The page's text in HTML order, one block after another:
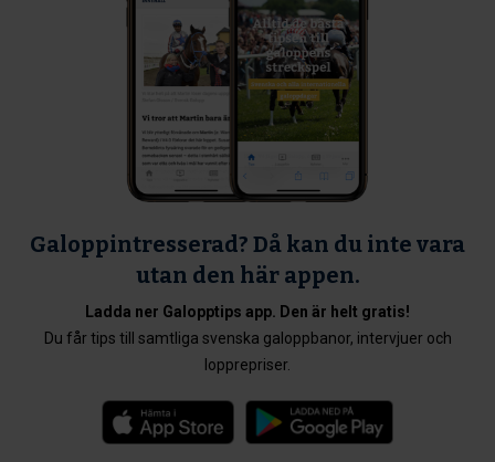
Galoppintresserad? Då kan du inte vara
utan den här appen.
Ladda ner Galopptips app. Den är helt gratis!
Du får tips till samtliga svenska galoppbanor, intervjuer och
lopprepriser.